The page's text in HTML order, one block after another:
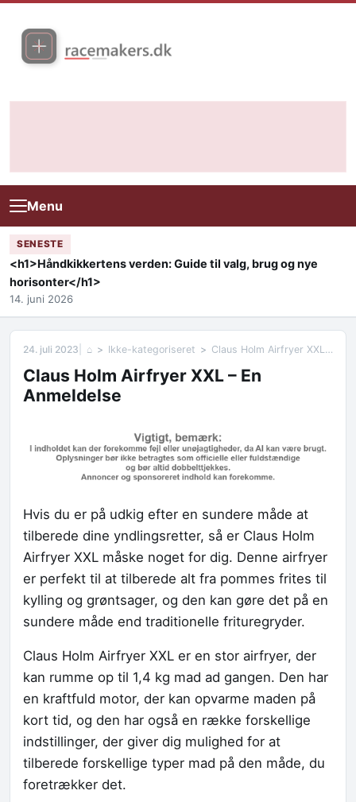
Menu
SENESTE
<h1>Håndkikkertens verden: Guide til valg, brug og nye
horisonter</h1>
14. juni 2026
24. juli 2023 ⌂ Ikke-kategoriseret Claus Holm Airfryer XXL – En Anmeldelse
Claus Holm Airfryer XXL – En
Anmeldelse
Hvis du er på udkig efter en sundere måde at
tilberede dine yndlingsretter, så er Claus Holm
Airfryer XXL måske noget for dig. Denne airfryer
er perfekt til at tilberede alt fra pommes frites til
kylling og grøntsager, og den kan gøre det på en
sundere måde end traditionelle frituregryder.
Claus Holm Airfryer XXL er en stor airfryer, der
kan rumme op til 1,4 kg mad ad gangen. Den har
en kraftfuld motor, der kan opvarme maden på
kort tid, og den har også en række forskellige
indstillinger, der giver dig mulighed for at
tilberede forskellige typer mad på den måde, du
foretrækker det.